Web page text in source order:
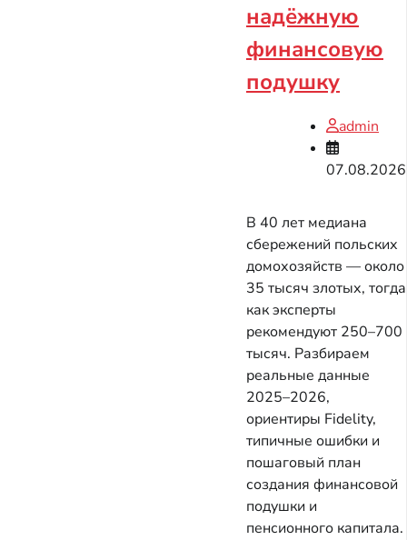
надёжную
финансовую
подушку
admin
07.08.2026
В 40 лет медиана
сбережений польских
домохозяйств — около
35 тысяч злотых, тогда
как эксперты
рекомендуют 250–700
тысяч. Разбираем
реальные данные
2025–2026,
ориентиры Fidelity,
типичные ошибки и
пошаговый план
создания финансовой
подушки и
пенсионного капитала.